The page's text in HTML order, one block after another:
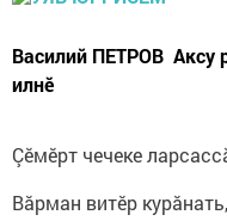
Василий ПЕТРОВ Аксу
илнӗ
Çӗмӗрт чечеке
Вӑрман витӗр курӑнать,